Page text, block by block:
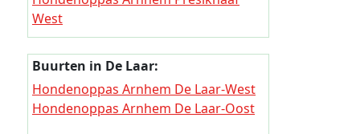
West
Hondenoppas Arnhem Presikhaaf
Oost
Hondenoppas Arnhem Sint Marten en
Sonsbeek-Zuid
Hondenoppas Arnhem Klarendal
Buurten in De Laar:
Hondenoppas Arnhem De Laar-West
Hondenoppas Arnhem De Laar-Oost